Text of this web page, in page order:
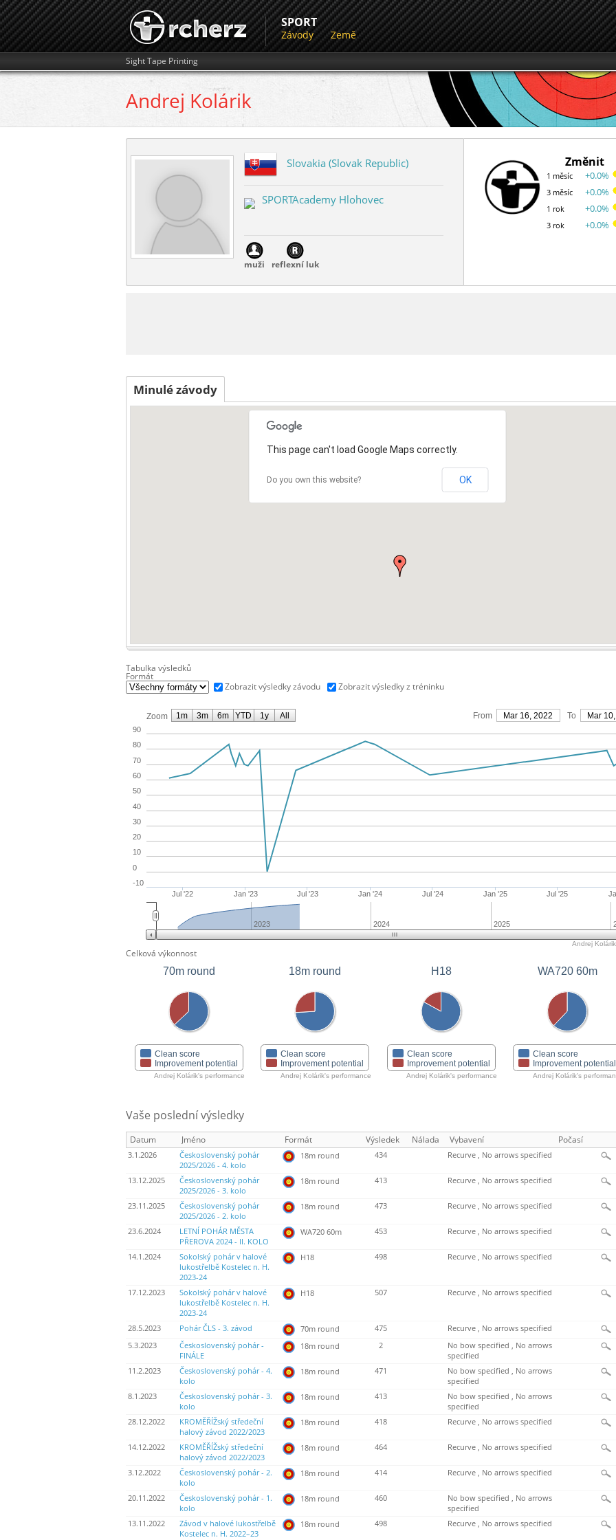
SPORT
Závody Země
Sight Tape Printing
Andrej Kolárik
Slovakia (Slovak Republic)
SPORTAcademy Hlohovec
muži reflexní luk
Změnit
1 měsíc
3 měsíc
1 rok
3 rok
+0.0%
+0.0%
+0.0%
+0.0%
Minulé závody
This page can't load Google Maps correctly.
Do you own this website? OK
Tabulka výsledků
Formát
Zobrazit výsledky závodu
Zobrazit výsledky z tréninku
Zoom From Mar 16, 2022 To Mar
Jul '22 Jan '23 Jul '23 Jan '24 Jul '24 Jan '25 Jul '25
0
10
20
30
40
50
60
70
80
90
-10
2023 2024 2025
1m 3m 6m YTD 1y All
Andrej
Celková výkonnost
70m round
Clean score
Improvement potential
Andrej Kolárik's performance
18m round
Clean score
Improvement potential
Andrej Kolárik's performance
H18
Clean score
Improvement potential
Andrej Kolárik's performance
WA720 60m
Clean score
Improvement potential
Andrej Kolárik's
Vaše poslední výsledky
Datum Jméno Formát Výsledek Nálada Vybavení Počasí
3.1.2026
Československý pohár
2025/2026 - 4. kolo
18m round 434 Recurve , No arrows specified
13.12.2025
Československý pohár
2025/2026 - 3. kolo
18m round 413 Recurve , No arrows specified
23.11.2025
Československý pohár
2025/2026 - 2. kolo
18m round 473 Recurve , No arrows specified
23.6.2024
LETNÍ POHÁR MĚSTA
PŘEROVA 2024 - II. KOLO
WA720 60m 453 Recurve , No arrows specified
14.1.2024
Sokolský pohár v halové
lukostřelbě Kostelec n. H.
2023-24
H18 498 Recurve , No arrows specified
17.12.2023
Sokolský pohár v halové
lukostřelbě Kostelec n. H.
2023-24
H18 507 Recurve , No arrows specified
28.5.2023 Pohár ČLS - 3. závod 70m round 475
Recurve , No arrows specified
5.3.2023
Československý pohár -
FINÁLE
18m round 2
No bow specified , No arrows
specified
11.2.2023
Československý pohár - 4.
kolo
18m round 471
No bow specified , No arrows
specified
8.1.2023
Československý pohár - 3.
kolo
18m round 413
No bow specified , No arrows
specified
28.12.2022
KROMĚŘÍŽský středeční
halový závod 2022/2023
18m round 418 Recurve , No arrows specified
14.12.2022
KROMĚŘÍŽský středeční
halový závod 2022/2023
18m round 464 Recurve , No arrows specified
3.12.2022
Československý pohár - 2.
kolo
18m round 414 Recurve , No arrows specified
20.11.2022
Československý pohár - 1.
kolo
18m round 460
No bow specified , No arrows
specified
13.11.2022
Závod v halové lukostřelbě
Kostelec n. H. 2022–23
18m round 498 Recurve , No arrows specified